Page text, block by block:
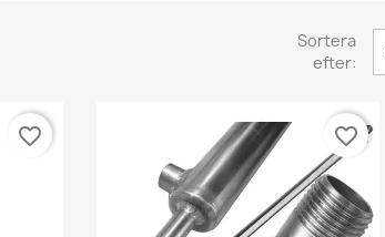
Sortera
efter:
favorite_border favorite_border